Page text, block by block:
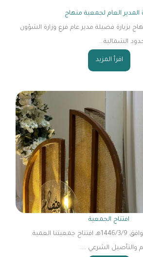
المدير العام لجمعية منهاج
بزيارة فضيلة مدير عام فرع وزارة الشؤون
الشمالية...
اقرأ المزيد
افتتاح الجمعية
تم بحمد الله اليوم الموافق 1446/3/9هـ افتتاح جمعيتنا العمية
والتأصيل الشرعي ....